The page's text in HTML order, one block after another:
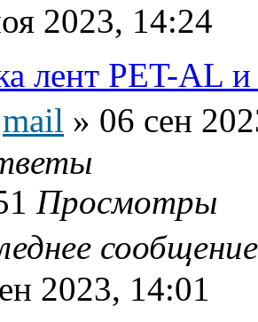
2023, 14:24
лент PET-AL
» 06 сен
Просмотры
2023, 14:01